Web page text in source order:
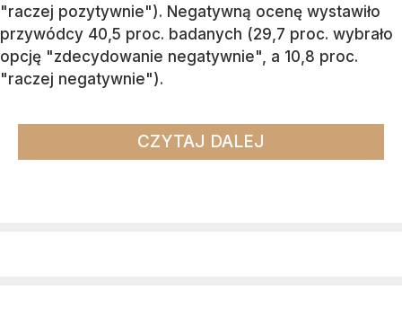
"raczej pozytywnie"). Negatywną ocenę wystawiło
przywódcy 40,5 proc. badanych (29,7 proc. wybrało
opcję "zdecydowanie negatywnie", a 10,8 proc.
"raczej negatywnie").
CZYTAJ DALEJ